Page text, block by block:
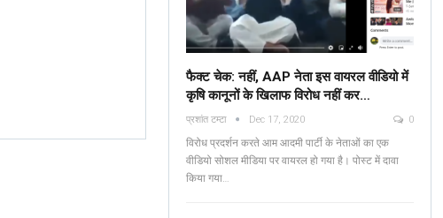
फैक्ट चेक: नहीं, AAP नेता इस वायरल वीडियो में
कृषि कानूनों के खिलाफ विरोध नहीं कर…
प्रशांत टम्टा Dec 17, 2020 0
विरोध प्रदर्शन करते आम आदमी पार्टी के नेताओं का एक
वीडियो सोशल मीडिया पर वायरल हो गया है। पोस्ट में दावा
किया गया…
Fact Check: No, AAP
Leaders Are NOT
Protesting Against Farm
Laws In The Viral…
ব্যঙ্গাত্মক ভিডিওটি